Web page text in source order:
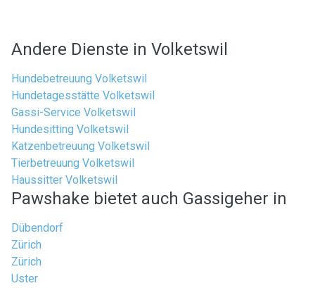
Andere Dienste in Volketswil
Hundebetreuung Volketswil
Hundetagesstätte Volketswil
Gassi-Service Volketswil
Hundesitting Volketswil
Katzenbetreuung Volketswil
Tierbetreuung Volketswil
Haussitter Volketswil
Pawshake bietet auch Gassigeher in
Dübendorf
Zürich
Zürich
Uster